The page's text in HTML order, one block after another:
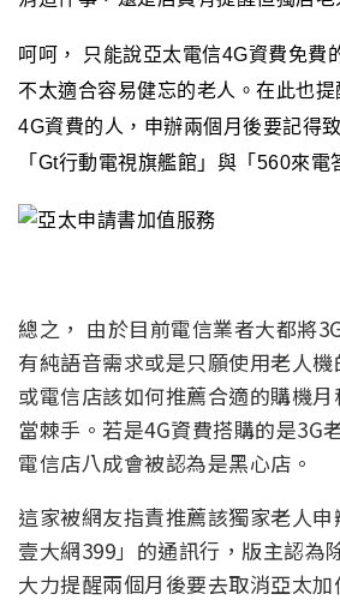
呵呵， 只能說亞太電信4G資費免費
不太適合容易健忘的老人。在此也
4G資費的人，申辦兩個月後要記得
「Gt行動電視旗艦館」與「560來電
總之， 由於目前電信業者大都將
有純語音需求或是只願使用老人
或電信店該如何推薦合適的購機
當棘手。若是4G資費搭購的是3G
電信店八成會被認為是黑心店。
這家被網友指責推薦該獨家老人
壹大網399」的通訊行，版主認為
大力提醒兩個月後要去取消亞太